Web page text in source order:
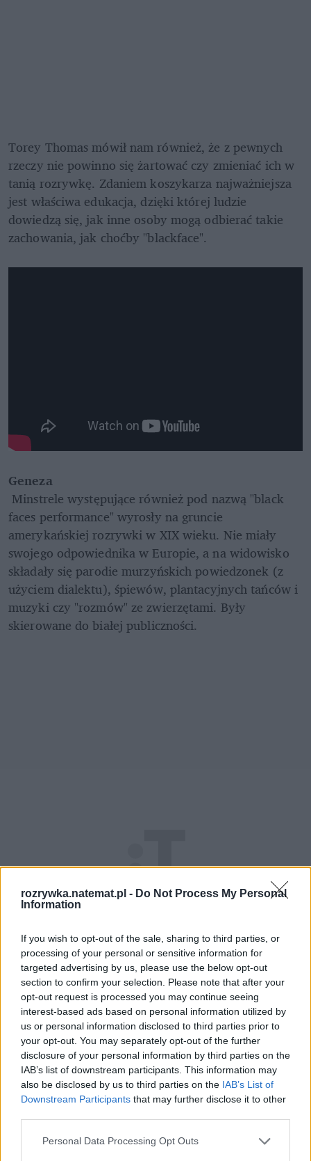
rozrywka.natemat.pl - Do Not Process My Personal
Information
If you wish to opt-out of the sale, sharing to third parties, or
processing of your personal or sensitive information for
targeted advertising by us, please use the below opt-out
section to confirm your selection. Please note that after your
opt-out request is processed you may continue seeing
interest-based ads based on personal information utilized by
us or personal information disclosed to third parties prior to
your opt-out. You may separately opt-out of the further
disclosure of your personal information by third parties on the
IAB’s list of downstream participants. This information may
also be disclosed by us to third parties on the IAB’s List of
Downstream Participants that may further disclose it to other
Personal Data Processing Opt Outs
Torey Thomas mówił nam również, że z pewnych
rzeczy nie powinno się żartować czy zmieniać ich w
tanią rozrywkę. Zdaniem koszykarza najważniejsza
jest właściwa edukacja, dzięki której ludzie
dowiedzą się, jak inne osoby mogą odbierać takie
zachowania, jak choćby "blackface".
Geneza
faces performance" wyrosły na gruncie
amerykańskiej rozrywki w XIX wieku. Nie miały
swojego odpowiednika w Europie, a na widowisko
składały się parodie murzyńskich powiedzonek (z
użyciem dialektu), śpiewów, plantacyjnych tańców i
muzyki czy "rozmów" ze zwierzętami. Były
skierowane do białej publiczności.
Łupiemy carski beton!  Drytooling
pod Warszawą (Janówek Pierwszy) |
kierunek:GÓRY #4
Za ich ojca uważany jest Tom "Daddy" Dartmouth
Rice. Około 1828 roku wypatrzył w nowojorskiej
stajni pracującego i podśpiewującego Murzyna. To
zdarzenie dało życie postaci Jima Crowa –